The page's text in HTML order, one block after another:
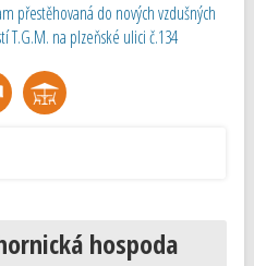
přestěhovaná do nových vzdušných
T.G.M. na plzeňské ulici č.134
hospoda